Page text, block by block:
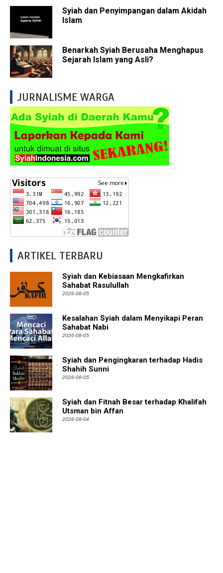
Syiah dan Penyimpangan dalam Akidah
Islam
Benarkah Syiah Berusaha Menghapus
Sejarah Islam yang Asli?
JURNALISME WARGA
ARTIKEL TERBARU
Syiah dan Kebiasaan Mengkafirkan
Sahabat Rasulullah
2026-08-05
Kesalahan Syiah dalam Menyikapi Peran
Sahabat Nabi
2026-08-05
Syiah dan Pengingkaran terhadap Hadis
Shahih Sunni
2026-08-05
Syiah dan Fitnah Besar terhadap Khalifah
Utsman bin Affan
2026-08-04